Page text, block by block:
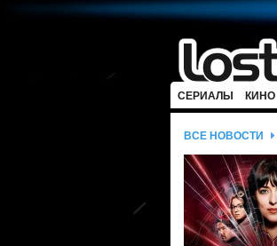
СЕРИАЛЫ КИНО
ВСЕ НОВОСТИ